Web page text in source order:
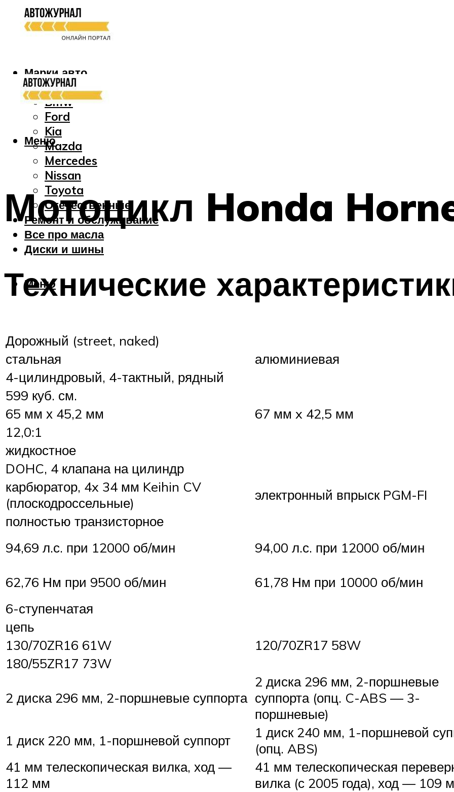
Марки авто
Audi
Bmw
Ford
Kia
Mazda
Mercedes
Nissan
Toyota
Отечественные
Ремонт и обслуживание
Все про масла
Диски и шины
Меню
Меню
Мотоцикл Honda
Технические
Дорожный (street, naked)
стальная
алюминиевая
4-цилиндровый, 4-тактный, рядный
599 куб. см.
65 мм х 45,2 мм
67 мм x 42,5 мм
12,0:1
жидкостное
DOHC, 4 клапана на цилиндр
карбюратор, 4x 34 мм Keihin CV
(плоскодроссельные)
электронный впрыск PGM-FI
полностью транзисторное
94,69 л.с. при 12000 об/мин
94,00 л.с. при 12000 об/мин
62,76 Нм при 9500 об/мин
61,78 Нм при 10000 об/мин
6-ступенчатая
цепь
130/70ZR16 61W
120/70ZR17 58W
180/55ZR17 73W
2 диска 296 мм, 2-поршневые суппорта
2 диска 296 мм, 2-поршневые
суппорта (опц. C-ABS — 3-
поршневые)
1 диск 220 мм, 1-поршневой суппорт
1 диск 240 мм, 1-поршневой
(опц. ABS)
41 мм телескопическая вилка, ход —
112 мм
41 мм телескопическая
вилка (с 2005 года), ход — 109